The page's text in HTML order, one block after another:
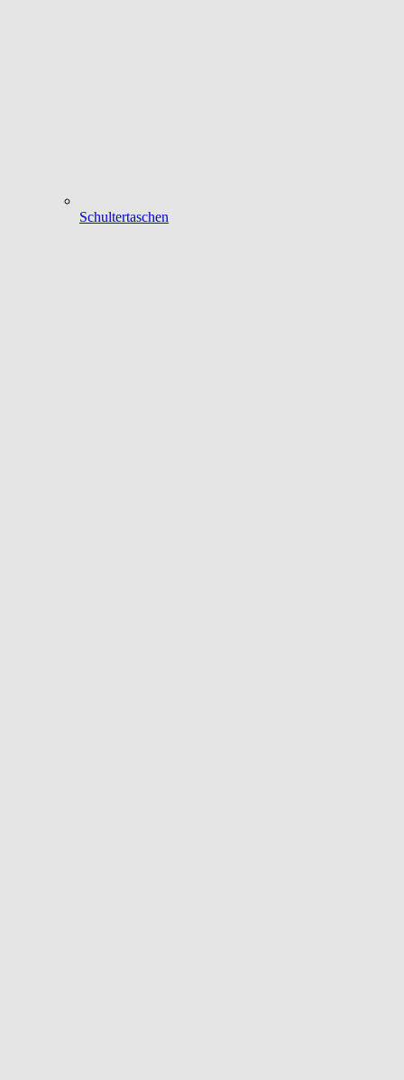
Schultertaschen